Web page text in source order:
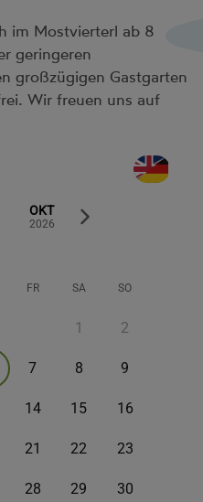
im Mostvierterl ab 8
geringeren
großzügigen Gastgarten
Wir freuen uns auf